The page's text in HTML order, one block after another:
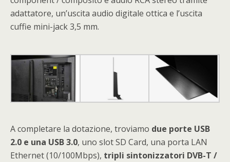
adattatore, un’uscita audio digitale ottica e l’uscita
cuffie mini-jack 3,5 mm.
A completare la dotazione, troviamo due porte USB
2.0 e una USB 3.0, uno slot SD Card, una porta LAN
Ethernet (10/100Mbps), tripli sintonizzatori DVB-T /